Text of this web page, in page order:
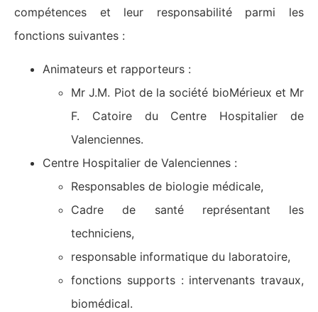
compétences et leur responsabilité parmi les
fonctions suivantes :
Animateurs et rapporteurs :
Mr J.M. Piot de la société bioMérieux et Mr
F. Catoire du Centre Hospitalier de
Valenciennes.
Centre Hospitalier de Valenciennes :
Responsables de biologie médicale,
Cadre de santé représentant les
techniciens,
responsable informatique du laboratoire,
fonctions supports : intervenants travaux,
biomédical.